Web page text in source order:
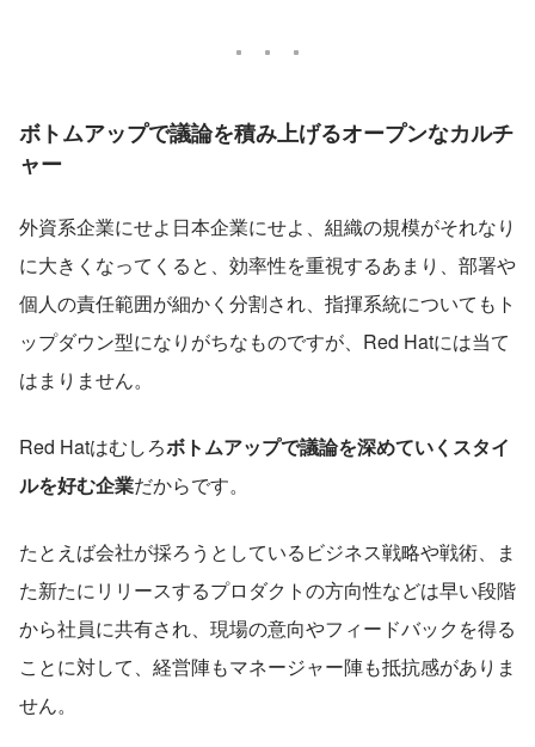
ボトムアップで議論を積み上げるオープンなカルチ
ャー
外資系企業にせよ日本企業にせよ、組織の規模がそれなり
に大きくなってくると、効率性を重視するあまり、部署や
個人の責任範囲が細かく分割され、指揮系統についてもト
ップダウン型になりがちなものですが、Red Hatには当て
はまりません。
Red Hatはむしろボトムアップで議論を深めていくスタイ
ルを好む企業だからです。
たとえば会社が採ろうとしているビジネス戦略や戦術、ま
た新たにリリースするプロダクトの方向性などは早い段階
から社員に共有され、現場の意向やフィードバックを得る
ことに対して、経営陣もマネージャー陣も抵抗感がありま
せん。